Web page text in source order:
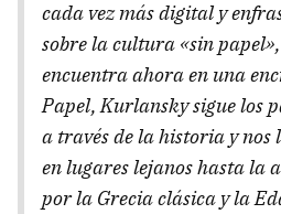
cada vez más digital y
sobre la cultura «sin
encuentra ahora en una
Papel, Kurlansky sigue los
a través de la historia y nos
en lugares lejanos hasta la
por la Grecia clásica y la